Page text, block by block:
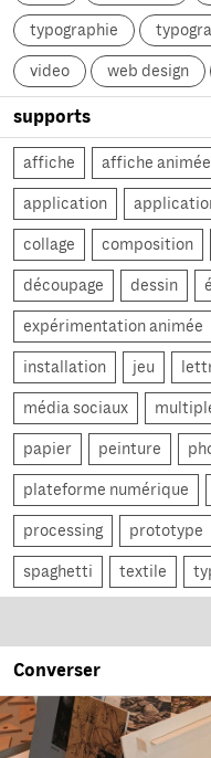
typographie
video web design
supports
affiche affiche animée
application
collage composition
découpage dessin
expérimentation animée
installation jeu
média sociaux
papier peinture
plateforme numérique
processing prototype
spaghetti textile
Converser